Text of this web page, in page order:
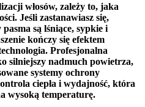
włosów, zależy to, jaka
Jeśli zastanawiasz się,
są lśniące, sypkie i
kończy się efektem
Profesjonalna
silniejszy nadmuch powietrza,
systemy ochrony
ciepła i wydajność, która
wysoką temperaturę.